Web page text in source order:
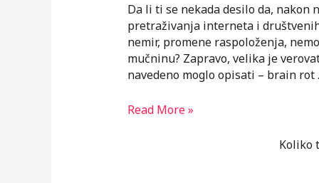
Da li ti se nekada desilo da, nakon
pretraživanja interneta i
nemir, promene raspoloženja,
mučninu? Zapravo, velika je
navedeno moglo opisati – brain rot
Brain
Read More »
Koliko